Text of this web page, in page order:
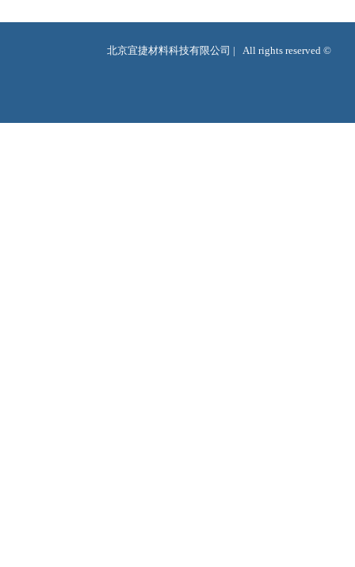
北京宜捷材料科技有限公司 |   All rights reserved ©